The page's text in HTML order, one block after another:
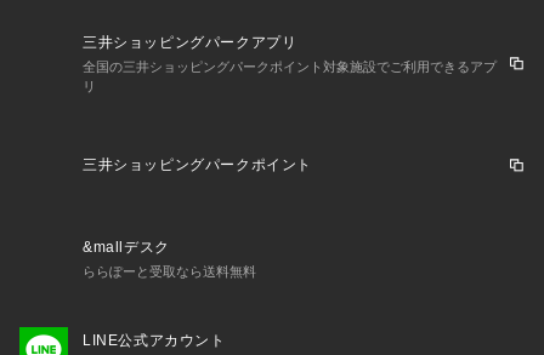
透け感：なし
伸縮性：なし
生地の厚さ：普通
ポケット：あり(前)
三井ショッピングパークアプリ
全国の三井ショッピングパークポイント対象施設でご利用できるアプ
リ
三井ショッピングパークポイント
&mallデスク
ららぽーと受取なら送料無料
LINE公式アカウント